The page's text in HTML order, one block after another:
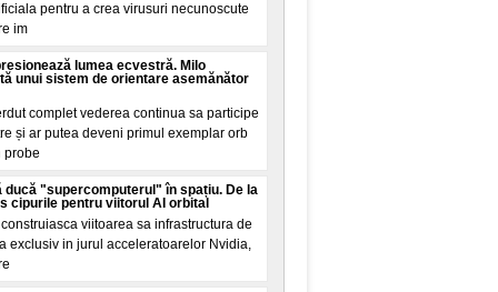
pentru a crea virusuri necunoscute
im
lumea ecvestră. Milo
unui sistem de orientare asemănător
complet vederea continua sa participe
și ar putea deveni primul exemplar orb
probe
ducă "supercomputerul" în spațiu. De la
cipurile pentru viitorul AI orbital
viitoarea sa infrastructura de
exclusiv in jurul acceleratoarelor Nvidia,